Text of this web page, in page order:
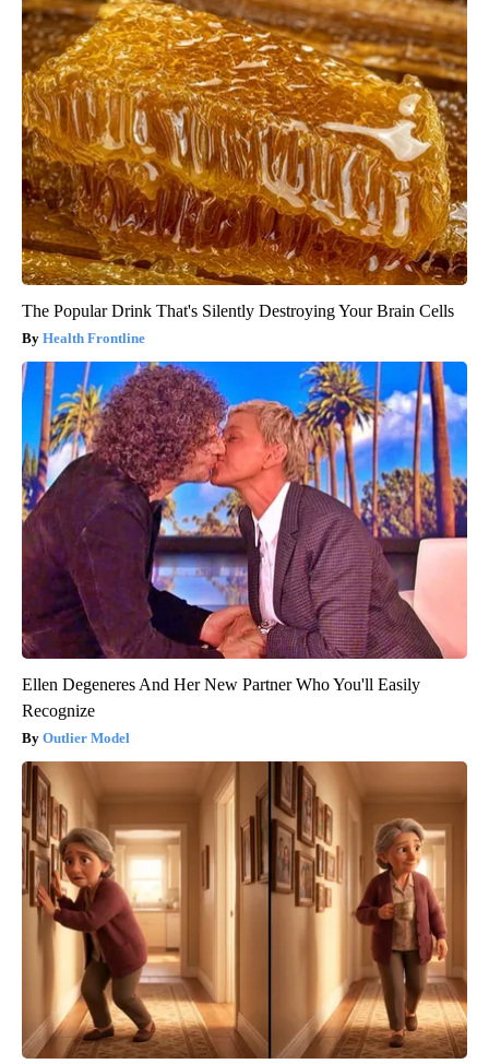
The Popular Drink That's Silently Destroying Your Brain Cells
Health Frontline
Ellen Degeneres And Her New Partner Who You'll Easily
Recognize
Outlier Model